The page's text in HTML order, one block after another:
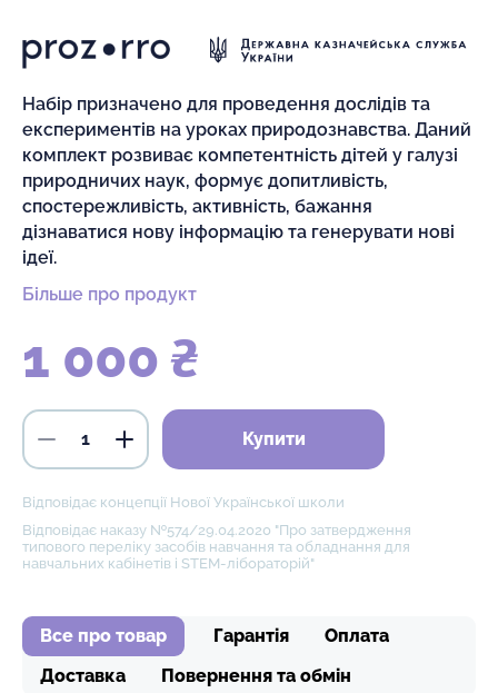
Набір призначено для проведення дослідів та
експериментів на уроках природознавства. Даний
комплект розвиває компетентність дітей у галузі
природничих наук, формує допитливість,
спостережливість, активність, бажання
дізнаватися нову інформацію та генерувати нові
ідеї.
Більше про продукт
1 000 ₴
Купити
Відповідає концепції Нової Української школи
Відповідає наказу №574/29.04.2020 "Про затвердження
типового переліку засобів навчання та обладнання для
навчальних кабінетів і STEM-лібораторій"
Все про товар Гарантія
Оплата
Доставка
Повернення та обмін